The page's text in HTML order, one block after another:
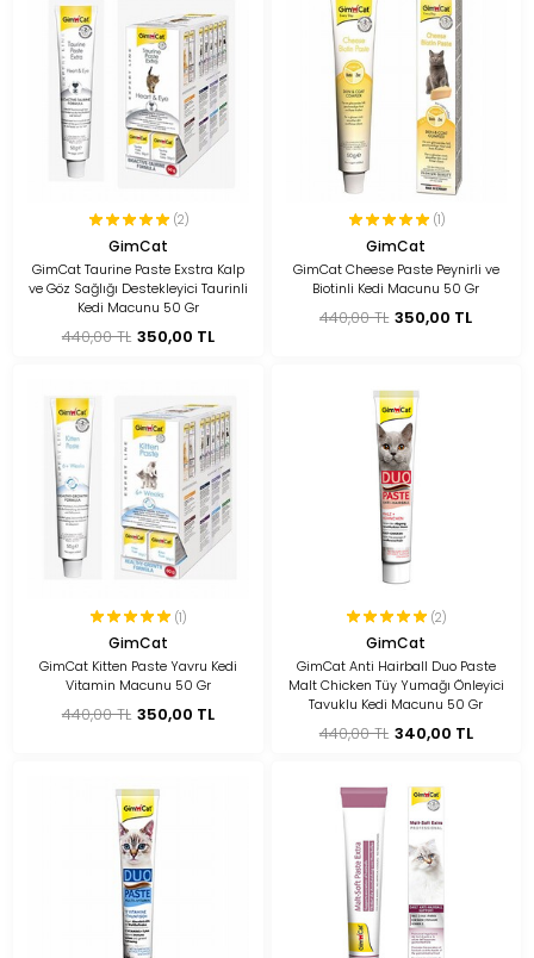
(2)
GimCat
GimCat Taurine Paste Exstra Kalp
ve Göz Sağlığı Destekleyici Taurinli
Kedi Macunu 50 Gr
440,00 TL 350,00 TL
(1)
GimCat
GimCat Cheese Paste Peynirli ve
Biotinli Kedi Macunu 50 Gr
440,00 TL 350,00 TL
(1)
GimCat
GimCat Kitten Paste Yavru Kedi
Vitamin Macunu 50 Gr
440,00 TL 350,00 TL
(2)
GimCat
GimCat Anti Hairball Duo Paste
Malt Chicken Tüy Yumağı Önleyici
Tavuklu Kedi Macunu 50 Gr
440,00 TL 340,00 TL